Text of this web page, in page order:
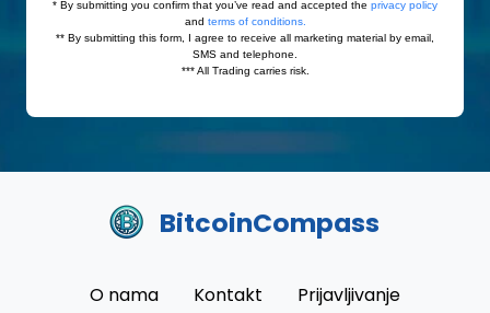
BitcoinCompass
O nama Kontakt Prijavljivanje